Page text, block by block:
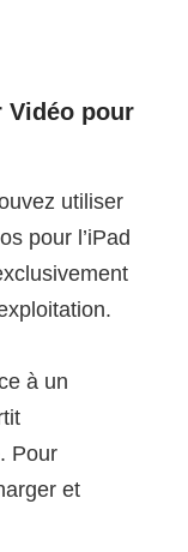
Vidéo pour
utiliser
pour l’iPad
à un
Pour
et